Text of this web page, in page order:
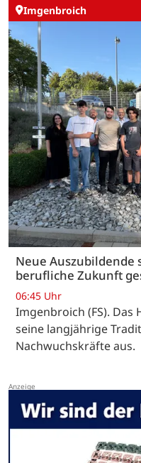
Imgenbroich
Neue Auszubildende
berufliche Zukunft
06:45 Uhr
Imgenbroich (FS). Das
seine langjährige
Nachwuchskräfte aus.